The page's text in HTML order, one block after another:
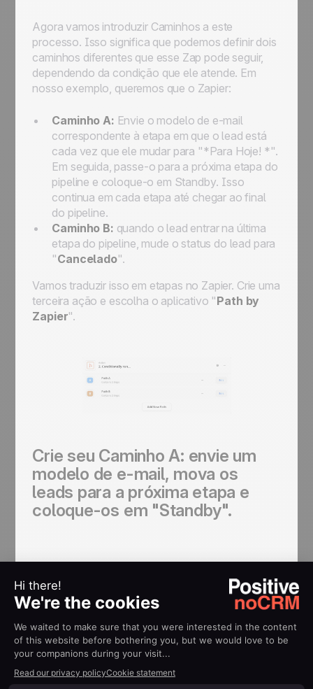
Agora vamos introduzir Caminhos a este
processo. Isso significa que podemos definir dois
caminhos diferentes que esse Zap pode seguir,
dependendo da condição que ele atende. Em
nosso exemplo, queremos que o Zapier:
Caminho A: Envie o modelo de e-mail
correspondente à etapa em que o lead está
cada vez que ele mudar para "* Para Hoje! * ".
Em seguida, passe-o para a próxima etapa do
pipeline e coloque-o em Standby. Isso
continua em cada etapa até chegar ao final
do pipeline.
Caminho B: quando o lead entrar na última
etapa do pipeline, mude o status do lead para
"Cancelado".
Vamos traduzir isso em etapas no Zapier. Crie uma
terceira ação e escolha o aplicativo "Path by
Zapier".
Crie seu Caminho A: envie um
modelo de e-mail, mova os
leads para a próxima etapa e
coloque-os em "Standby".
- Configurar regra de caminho
EditarPath A : Coloque o nome "Enviar e-mail
por etapa" (ou qualquer outra coisa que você
desejar).